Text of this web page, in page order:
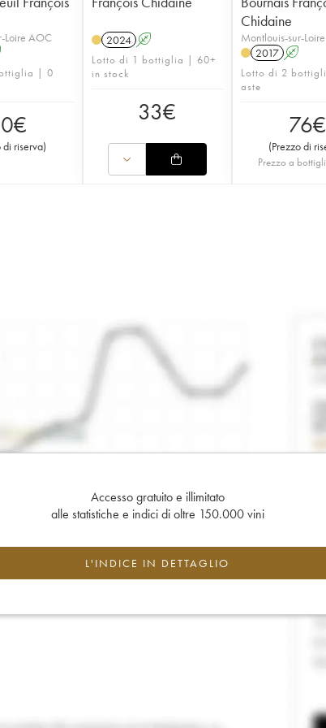
Loire AOC
| 0
€
di riserva)
2024 A
Lotto di 1 bottiglia | 60+
in stock
33€
Chidaine
Montlouis-sur-
2017 A
Lotto di 2
aste
76€
(Prezzo di
Prezzo a
Accesso gratuito e illimitato
alle statistiche e indici di oltre 150.000 vini
L'INDICE IN DETTAGLIO